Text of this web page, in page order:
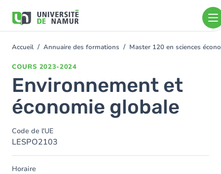
contenu
You
Accueil Annuaire des formations Master 120 en sciences
COURS 2023-2024
Environnement et
économie globale
Code de l'UE
LESPO2103
Horaire